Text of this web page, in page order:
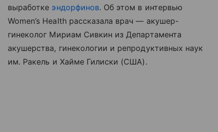
выработке эндорфинов. Об этом в интервью
Women’s Health рассказала врач — акушер-
гинеколог Мириам Сивкин из Департамента
акушерства, гинекологии и репродуктивных наук
им. Ракель и Хайме Гилиски (США).